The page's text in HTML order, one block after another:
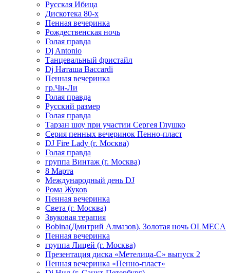
Русская Ибица
Дискотека 80-х
Пенная вечеринка
Рождественская ночь
Голая правда
Dj Antonio
Танцевальный фристайл
Dj Наташа Baccardi
Пенная вечеринка
гр.Чи-Ли
Голая правда
Русский размер
Голая правда
Тарзан шоу при участии Сергея Глушко
Серия пенных вечеринок Пенно-пласт
DJ Fire Lady (г. Москва)
Голая правда
группа Винтаж (г. Москва)
8 Марта
Международный день DJ
Рома Жуков
Пенная вечеринка
Света (г. Москва)
Звуковая терапия
Bobina(Дмитрий Алмазов). Золотая ночь OLMECA
Пенная вечеринка
группа Лицей (г. Москва)
Презентация диска «Метелица-С» выпуск 2
Пенная вечеринка «Пенно-пласт»